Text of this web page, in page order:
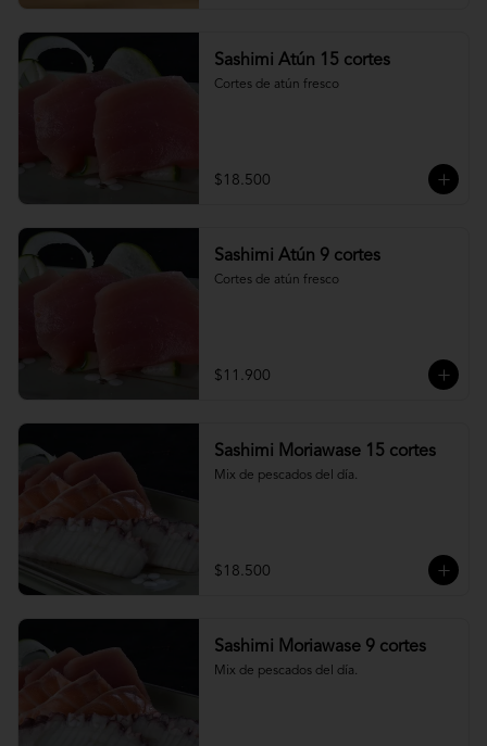
Sashimi Atún 15 cortes
Cortes de atún fresco
$18.500
Sashimi Atún 9 cortes
Cortes de atún fresco
$11.900
Sashimi Moriawase 15 cortes
Mix de pescados del día.
$18.500
Sashimi Moriawase 9 cortes
Mix de pescados del día.